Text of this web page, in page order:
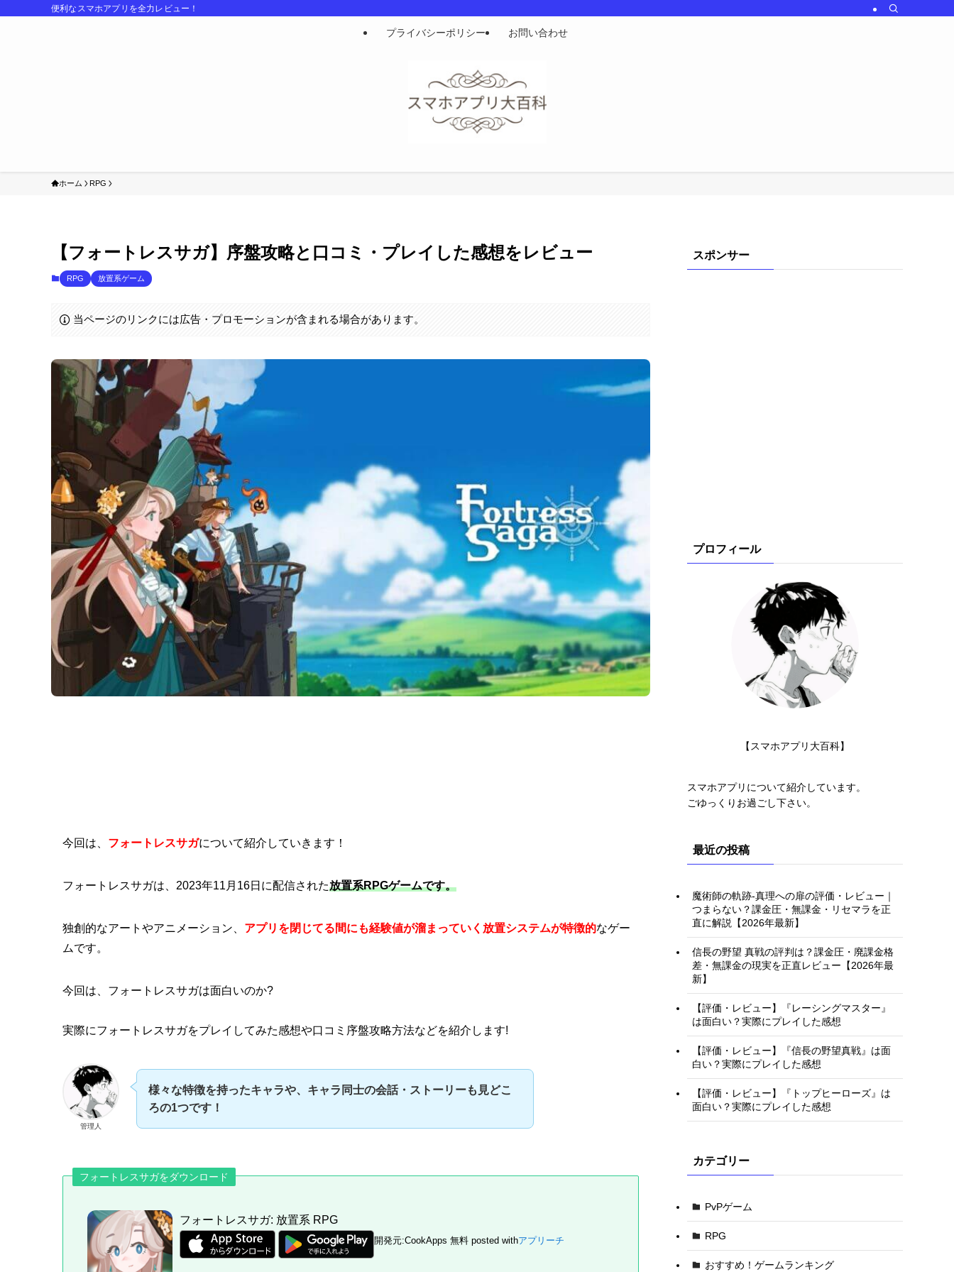
便利なスマホアプリを全力レビュー！
プライバシーポリシー お問い合わせ
ホーム RPG
【フォートレスサガ】序盤攻略と口コミ・プレイした感想をレビュー
RPG 放置系ゲーム
当ページのリンクには広告・プロモーションが含まれる場合があります。
今回は、 フォートレスサガについて紹介していきます！
フォートレスサガは、2023年11月16日に配信された放置系RPGゲームです。
独創的なアートやアニメーション、 アプリを閉じてる間にも経験値が溜まっていく放置システムが特徴的なゲー
ムです。
今回は、フォートレスサガは面白いのか?
実際にフォートレスサガをプレイしてみた感想や口コミ 序盤攻略方法などを紹介します!
管理人
様々な特徴を持ったキャラや、キャラ同士の会話・ストーリーも見どこ
ろの1つです！
フォートレスサガをダウンロード
フォートレスサガ: 放置系 RPG
開発元:CookApps 無料 posted withアプリーチ
スポンサー
プロフィール
【スマホアプリ大百科】
スマホアプリについて紹介しています。
ごゆっくりお過ごし下さい。
最近の投稿
魔術師の軌跡-真理への扉の評価・レビュー｜
つまらない？課金圧・無課金・リセマラを正
直に解説【2026年最新】
信長の野望 真戦の評判は？課金圧・廃課金格
差・無課金の現実を正直レビュー【2026年最
新】
【評価・レビュー】『レーシングマスター』
は面白い？実際にプレイした感想
【評価・レビュー】『信長の野望真戦』は面
白い？実際にプレイした感想
【評価・レビュー】『トップヒーローズ』は
面白い？実際にプレイした感想
カテゴリー
PvPゲーム
RPG
おすすめ！ゲームランキング